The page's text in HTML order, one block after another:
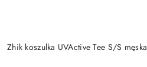
Zhik koszulka UVActive Tee S/S męska